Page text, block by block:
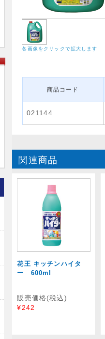
各画像をクリックで拡大します
商品コード
021144
関連商品
花王 キッチンハイタ
ー 600ml
販売価格(税込)
¥242